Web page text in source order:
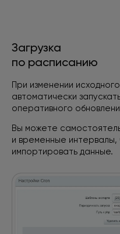
Загрузка
по расписанию
При изменении
автоматически
оперативного
Вы можете
и временные
импортировать данные.